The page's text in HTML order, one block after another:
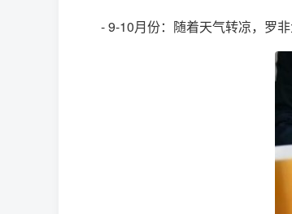
- 9-10月份：随着天气转凉，罗